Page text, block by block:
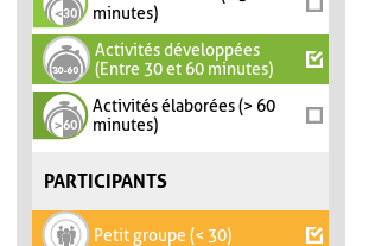
minutes)
Activités développées
(Entre 30 et 60 minutes)
Activités élaborées (> 60
minutes)
PARTICIPANTS
Petit groupe (< 30)